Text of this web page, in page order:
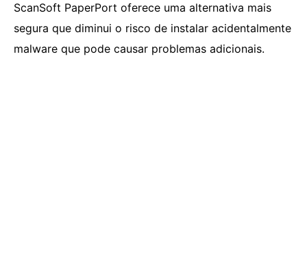
ScanSoft PaperPort oferece uma alternativa mais
segura que diminui o risco de instalar acidentalmente
malware que pode causar problemas adicionais.